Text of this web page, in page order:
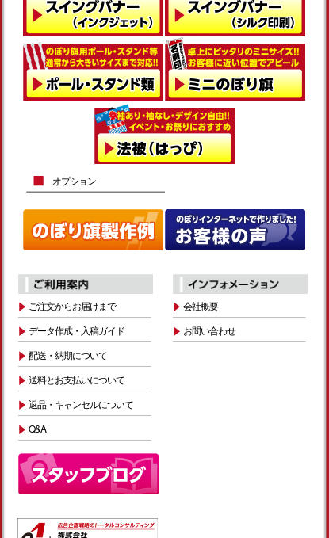
オプション
ご注文からお届けまで
データ作成・入稿ガイド
配送・納期について
送料とお支払いについて
返品・キャンセルについて
Q&A
会社概要
お問い合わせ